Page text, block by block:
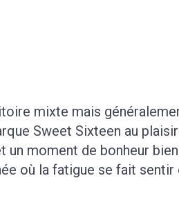
mixte mais
Sweet Sixteen au
un moment de bonheur
où la fatigue se fait